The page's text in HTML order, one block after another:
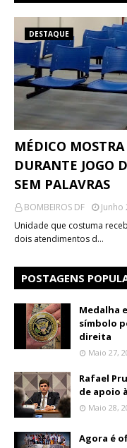
DESTAQUE
MÉDICO
DURANTE JOGO
SEM PALAVRAS
BOMBEIROS DF
Junho
Unidade que costuma
dois atendimentos d…
POSTAGENS
Medalha
símbolo
direita
Maio 27,
Rafael
de apoio
Maio 28,
Agora é